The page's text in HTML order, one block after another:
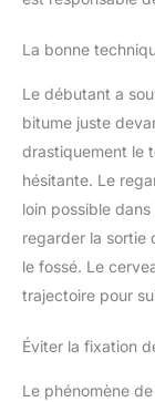
La bonne
Le débutant a
bitume juste
drastiquement le
hésitante. Le
loin possible
regarder la sortie
le fossé. Le
trajectoire pour
Éviter la fixation
Le phénomène